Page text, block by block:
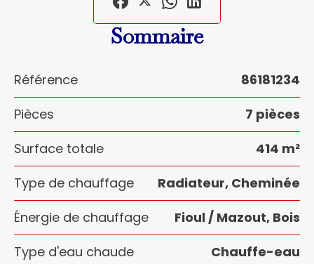
Sommaire
Référence
86181234
Pièces
7 pièces
Surface totale
414 m²
Type de chauffage
Radiateur, Cheminée
Énergie de chauffage
Fioul / Mazout, Bois
Type d'eau chaude
Chauffe-eau